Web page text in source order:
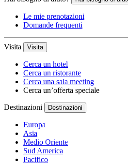
Le mie prenotazioni
Domande frequenti
Visita Visita
Cerca un hotel
Cerca un ristorante
Cerca una sala meeting
Cerca un’offerta speciale
Destinazioni Destinazioni
Europa
Asia
Medio Oriente
Sud America
Pacifico